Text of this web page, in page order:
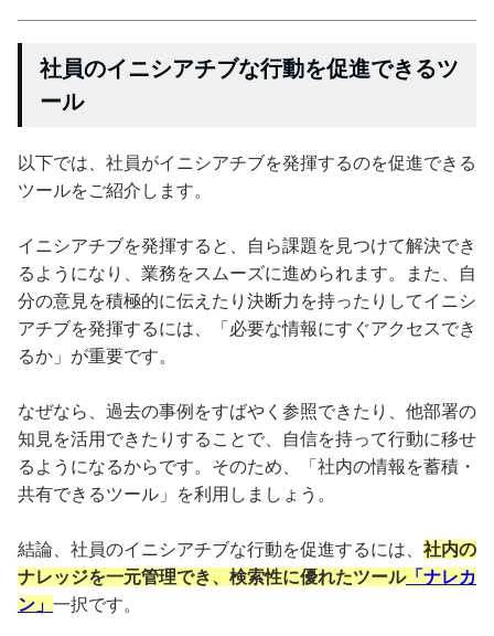
社員のイニシアチブな行動を促進できるツ
ール
以下では、社員がイニシアチブを発揮するのを促進できる
ツールをご紹介します。
イニシアチブを発揮すると、自ら課題を見つけて解決でき
るようになり、業務をスムーズに進められます。また、自
分の意見を積極的に伝えたり決断力を持ったりしてイニシ
アチブを発揮するには、「必要な情報にすぐアクセスでき
るか」が重要です。
なぜなら、過去の事例をすばやく参照できたり、他部署の
知見を活用できたりすることで、自信を持って行動に移せ
るようになるからです。そのため、「社内の情報を蓄積・
共有できるツール」を利用しましょう。
結論、社員のイニシアチブな行動を促進するには、 社内の
ナレッジを一元管理でき、検索性に優れたツール「ナレカ
ン」 一択です。